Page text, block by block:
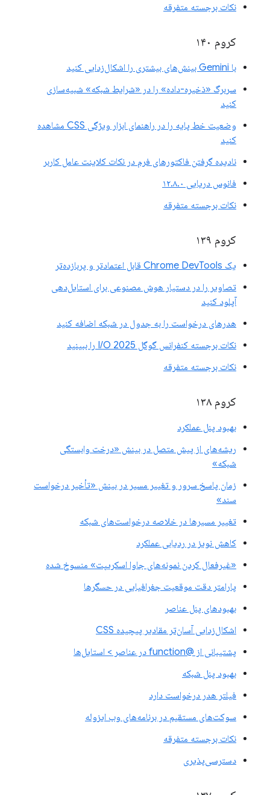
نکات برجسته متفرقه
کروم ۱۴۰
با Gemini بینش‌های بیشتری را اشکال‌زدایی کنید
سربرگ «ذخیره-داده» را در «شرایط شبکه» شبیه‌سازی
کنید
وضعیت خط پایه را در راهنمای ابزار ویژگی CSS مشاهده
کنید
نادیده گرفتن فاکتورهای فرم در نکات کلاینت عامل کاربر
فانوس دریایی ۱۲.۸.۰
نکات برجسته متفرقه
کروم ۱۳۹
یک Chrome DevTools قابل اعتمادتر و پربازده‌تر
تصاویر را در دستیار هوش مصنوعی برای استایل‌دهی
آپلود کنید
هدرهای درخواست را به جدول در شبکه اضافه کنید
نکات برجسته کنفرانس گوگل I/O 2025 را ببینید
نکات برجسته متفرقه
کروم ۱۳۸
بهبود پنل عملکرد
ریشه‌های از پیش متصل در بینش «درخت وابستگی
شبکه»
زمان پاسخ سرور و تغییر مسیر در بینش «تأخیر درخواست
سند»
تغییر مسیرها در خلاصه درخواست‌های شبکه
کاهش نویز در ردیابی عملکرد
«غیرفعال کردن نمونه‌های جاوا اسکریپت» منسوخ شده
پارامتر دقت موقعیت جغرافیایی در حسگرها
بهبودهای پنل عناصر
اشکال‌زدایی آسان‌تر مقادیر پیچیده CSS
پشتیبانی از @function در عناصر > استایل‌ها
بهبود پنل شبکه
فیلتر هدر درخواست دارد
سوکت‌های مستقیم در برنامه‌های وب ایزوله
نکات برجسته متفرقه
دسترسی‌پذیری